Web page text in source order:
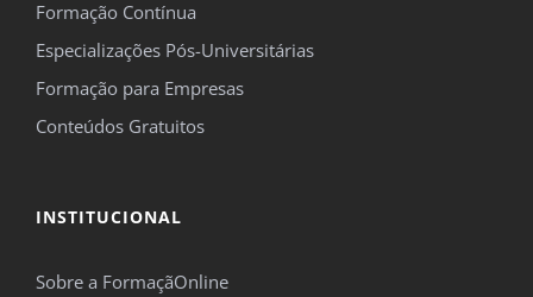
Formação Contínua
Especializações Pós-Universitárias
Formação para Empresas
Conteúdos Gratuitos
INSTITUCIONAL
Sobre a FormaçãOnline
Concordo em ser contactado pela FormaçãOnline para me